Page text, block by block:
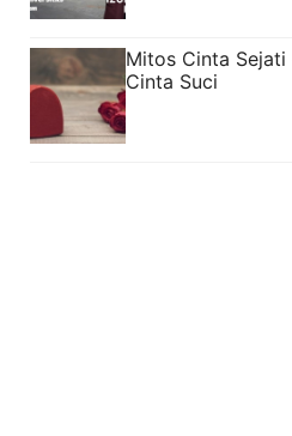
Mitos Cinta Sejati
Cinta Suci